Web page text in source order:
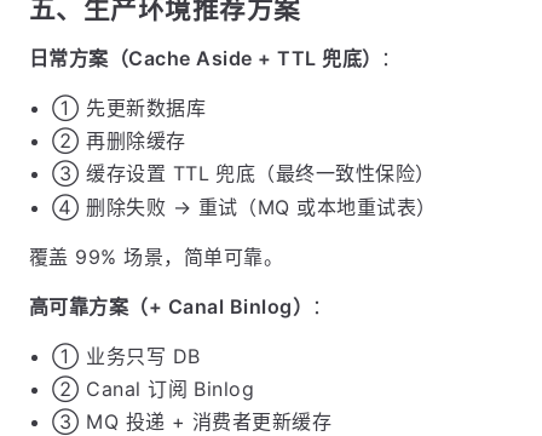
五、生产环境推荐方案
日常方案（Cache Aside + TTL 兜底） ：
① 先更新数据库
② 再删除缓存
③ 缓存设置 TTL 兜底（最终一致性保险）
④ 删除失败 → 重试（MQ 或本地重试表）
覆盖 99% 场景，简单可靠。
高可靠方案（+ Canal Binlog） ：
① 业务只写 DB
② Canal 订阅 Binlog
③ MQ 投递 + 消费者更新缓存